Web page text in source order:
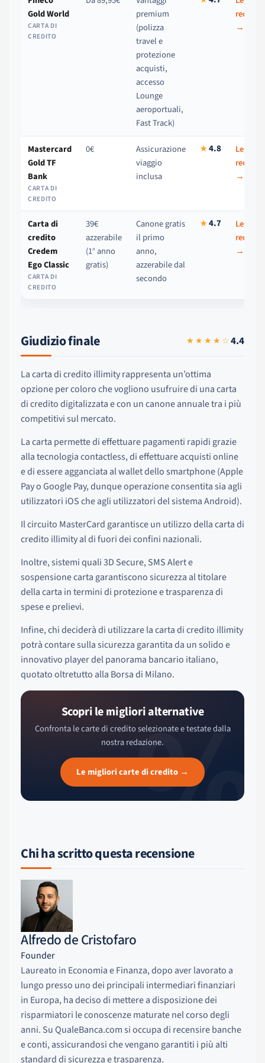
Gold World
CARTA DI
CREDITO
premium
(polizza
travel e
protezione
acquisti,
accesso
Lounge
aeroportuali,
Fast Track)
→
Mastercard
Gold TF
Bank
CARTA DI
CREDITO
0€
Assicurazione
viaggio
inclusa
★4.8
Leggi la
→
Carta di
credito
Credem
Ego Classic
CARTA DI
CREDITO
39€
azzerabile
(1° anno
gratis)
Canone gratis
il primo
anno,
azzerabile dal
secondo
★4.7
Leggi la
→
Giudizio finale ★★★★☆4.4
La carta di credito illimity rappresenta un’ottima
opzione per coloro che vogliono usufruire di una carta
di credito digitalizzata e con un canone annuale tra i più
competitivi sul mercato.
La carta permette di effettuare pagamenti rapidi grazie
alla tecnologia contactless, di effettuare acquisti online
e di essere agganciata al wallet dello smartphone (Apple
Pay o Google Pay, dunque operazione consentita sia agli
utilizzatori iOS che agli utilizzatori del sistema Android).
Il circuito MasterCard garantisce un utilizzo della carta di
credito illimity al di fuori dei confini nazionali.
Inoltre, sistemi quali 3D Secure, SMS Alert e
sospensione carta garantiscono sicurezza al titolare
della carta in termini di protezione e trasparenza di
spese e prelievi.
Infine, chi deciderà di utilizzare la carta di credito illimity
potrà contare sulla sicurezza garantita da un solido e
innovativo player del panorama bancario italiano,
quotato oltretutto alla Borsa di Milano.
%
Scopri le migliori alternative
Confronta le carte di credito selezionate e testate dalla
nostra redazione.
Le migliori carte di credito →
Chi ha scritto questa recensione
Alfredo de Cristofaro
Founder
Laureato in Economia e Finanza, dopo aver lavorato a
lungo presso uno dei principali intermediari finanziari
in Europa, ha deciso di mettere a disposizione dei
risparmiatori le conoscenze maturate nel corso degli
anni. Su QualeBanca.com si occupa di recensire banche
e conti, assicurandosi che vengano garantiti i più alti
standard di sicurezza e trasparenza.